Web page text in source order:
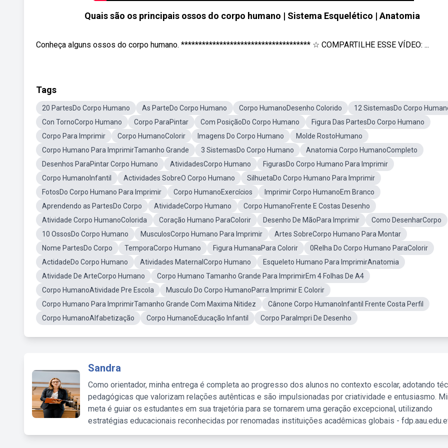
Quais são os principais ossos do corpo humano | Sistema Esquelético | Anatomia
Conheça alguns ossos do corpo humano. ************************************* ☆ COMPARTILHE ESSE VÍDEO: ...
Tags
20 PartesDo Corpo Humano As ParteDo Corpo Humano Corpo HumanoDesenho Colorido
12 SistemasDo Corpo
Con TornoCorpo Humano
Corpo ParaPintar Com PosiçãoDo Corpo Humano
Figura Das PartesDo Corpo Humano
Corpo Para Imprimir
Corpo HumanoColorir Imagens Do Corpo Humano
Molde RostoHumano
Corpo Humano Para ImprimirTamanho Grande
3 SistemasDo Corpo Humano
Anatomia Corpo HumanoCompleto
Desenhos ParaPintar Corpo Humano
AtividadesCorpo Humano
FigurasDo Corpo Humano Para Imprimir
Corpo HumanoInfantil
Actividades SobreO Corpo Humano
SilhuetaDo Corpo Humano Para Imprimir
FotosDo Corpo Humano Para Imprimir
Corpo HumanoExercícios
Imprimir Corpo HumanoEm Branco
Aprendendo as PartesDo Corpo
AtividadeCorpo Humano
Corpo HumanoFrente E Costas Desenho
Atividade Corpo HumanoColorida
Coração Humano ParaColorir Desenho De MãoPara Imprimir
Como DesenharCorpo
10 OssosDo Corpo Humano
MusculosCorpo Humano Para Imprimir
Artes SobreCorpo Humano Para Montar
Nome PartesDo Corpo
TemporaCorpo Humano Figura HumanaPara Colorir
0Relha Do Corpo Humano ParaColorir
ActidadeDo Corpo Humano
Atividades MaternalCorpo Humano
Esqueleto Humano Para ImprimirAnatomia
Atividade De ArteCorpo Humano
Corpo Humano Tamanho Grande Para ImprimirEm 4 Folhas De A4
Corpo HumanoAtividade Pre Escola
Musculo Do Corpo HumanoParra Imprimir E Colorir
Corpo Humano Para ImprimirTamanho Grande Com Maxima Nitidez
Cânone Corpo HumanoInfantil Frente Costa Perfil
Corpo HumanoAlfabetização
Corpo HumanoEducação Infantil Corpo ParaImpri De Desenho
Sandra
Como orientador, minha entrega é completa ao progresso dos alunos no contexto escolar, adotando
pedagógicas que valorizam relações autênticas e são impulsionadas por criatividade e entusiasmo.
meta é guiar os estudantes em sua trajetória para se tornarem uma geração excepcional, utilizando
estratégias educacionais reconhecidas por renomadas instituições acadêmicas globais -